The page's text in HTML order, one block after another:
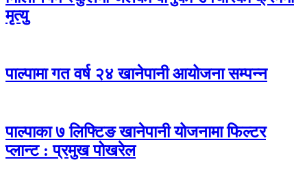
मृत्यु
पाल्पामा गत वर्ष २४ खानेपानी आयोजना सम्पन्न
पाल्पाका ७ लिफ्टिङ खानेपानी योजनामा फिल्टर
प्लान्ट : प्रमुख पोखरेल